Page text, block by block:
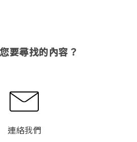
要尋找的內容？
連絡我們